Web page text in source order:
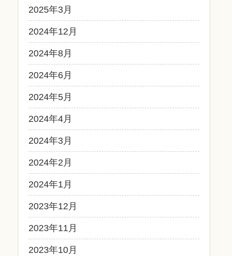
2025年3月
2024年12月
2024年8月
2024年6月
2024年5月
2024年4月
2024年3月
2024年2月
2024年1月
2023年12月
2023年11月
2023年10月